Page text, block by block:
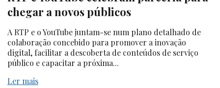
chegar a novos públicos
A RTP e o YouTube juntam-se num plano detalhado de
colaboração concebido para promover a inovação
digital, facilitar a descoberta de conteúdos de serviço
público e capacitar a próxima...
Ler mais